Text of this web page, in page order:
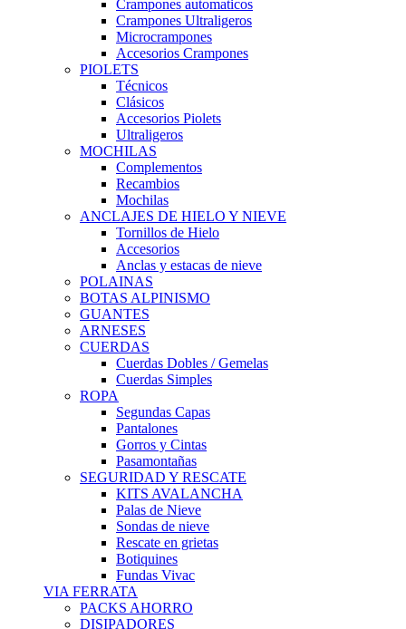
Crampones automaticos
Crampones Ultraligeros
Microcrampones
Accesorios Crampones
PIOLETS
Técnicos
Clásicos
Accesorios Piolets
Ultraligeros
MOCHILAS
Complementos
Recambios
Mochilas
ANCLAJES DE HIELO Y NIEVE
Tornillos de Hielo
Accesorios
Anclas y estacas de nieve
POLAINAS
BOTAS ALPINISMO
GUANTES
ARNESES
CUERDAS
Cuerdas Dobles / Gemelas
Cuerdas Simples
ROPA
Segundas Capas
Pantalones
Gorros y Cintas
Pasamontañas
SEGURIDAD Y RESCATE
KITS AVALANCHA
Palas de Nieve
Sondas de nieve
Rescate en grietas
Botiquines
Fundas Vivac
VIA FERRATA
PACKS AHORRO
DISIPADORES